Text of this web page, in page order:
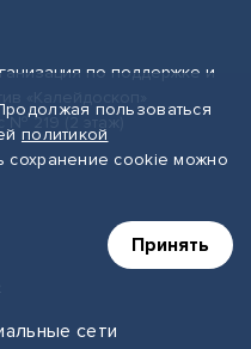
по поддержке и
№ 219 (2 этаж)
пользоваться
политикой
сохранение cookie можно
Принять
сети